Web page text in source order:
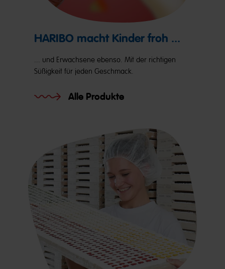
HARIBO macht Kinder froh ...
... und Erwachsene ebenso. Mit der richtigen
Süßigkeit für jeden Geschmack.
Alle Produkte